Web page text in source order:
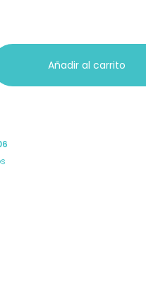
Añadir al carrito